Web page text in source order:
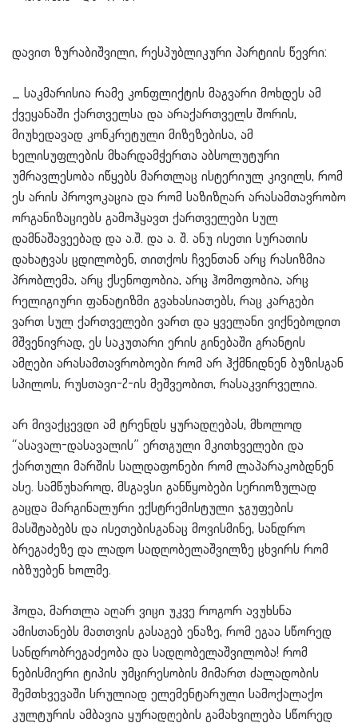
დავით ზურაბიშვილი, რესპუბლიკური პარტიის წევრი:
_ საკმარისია რამე კონფლიქტის მაგვარი მოხდეს ამ
ქვეყანაში ქართველსა და არაქართველს შორის,
მიუხედავად კონკრეტული მიზეზებისა, ამ
ხელისუფლების მხარდამჭერთა აბსოლუტური
უმრავლესობა იწყებს მართლაც ისტერიულ კივილს, რომ
ეს არის პროვოკაცია და რომ საზიზღარ არასამთავრობო
ორგანიზაციებს გამოჰყავთ ქართველები სულ
დამნაშავეებად და ა.შ. და ა. შ. ანუ ისეთი სურათის
დახატვას ცდილობენ, თითქოს ჩვენთან არც რასიზმია
პრობლემა, არც ქსენოფობია, არც ჰომოფობია, არც
რელიგიური ფანატიზმი გვახასიათებს, რაც კარგები
ვართ სულ ქართველები ვართ და ყველანი ვიქნებოდით
მშვენივრად, ეს საკუთარი ერის გინებაში გრანტის
ამღები არასამთავრობოები რომ არ ჰქმნიდნენ ბუზისგან
სპილოს, რუსთავი-2-ის მეშვეობით, რასაკვირველია.
არ მივაქცევდი ამ ტრენდს ყურადღებას, მხოლოდ
“ასავალ-დასავალის” ერთგული მკითხველები და
ქართული მარშის სალდაფონები რომ ლაპარაკობდნენ
ასე. სამწუხაროდ, მსგავსი განწყობები სერიოზულად
გაცდა მარგინალური ექსტრემისტული ჯგუფების
მასშტაბებს და ისეთებისგანაც მოვისმინე, სანდრო
ბრეგაძეზე და ლადო სადღობელაშვილზე ცხვირს რომ
იბზუებენ ხოლმე.
ჰოდა, მართლა აღარ ვიცი უკვე როგორ ავუხსნა
ამისთანებს მათთვის გასაგებ ენაზე, რომ ეგაა სწორედ
სანდრობრეგაძეობა და სადღობელაშვილობა! რომ
ნებისმიერი ტიპის უმცირესობის მიმართ ძალადობის
შემთხვევაში სრულიად ელემენტარული სამოქალაქო
კულტურის ამბავია ყურადღების გამახვილება სწორედ